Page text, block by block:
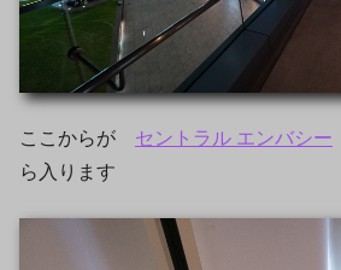
ここからが セントラル エンバシー
ら入ります